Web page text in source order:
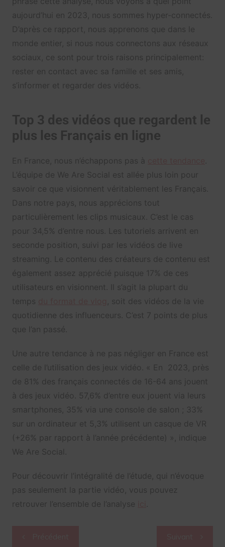
aujourd’hui en 2023, nous sommes hyper-connectés.
D’après ce rapport, nous apprenons que dans le
monde entier, si nous nous connectons aux réseaux
sociaux, ce sont pour trois raisons principalement:
rester en contact avec sa famille et ses amis,
s’informer et regarder des vidéos.
Top 3 des vidéos que regardent le
plus les Français en ligne
En France, nous n’échappons pas à
L’équipe de We Are Social est allée plus loin pour
savoir ce que visionnent véritablement les Français.
Dans notre pays, nous apprécions tout
particulièrement les clips musicaux. C’est le cas
pour 34,5% d’entre nous. Les tutoriels arrivent en
seconde position, suivi par les vidéos de live
streaming. Le contenu des créateurs de contenu est
également assez apprécié puisque 17% de ces
utilisateurs en visionnent. Il s’agit la plupart du
temps
, soit des vidéos de la vie
quotidienne des influenceurs. C’est 7 points de plus
que l’an passé.
Une autre tendance à ne pas négliger en France est
celle de l’utilisation des jeux vidéo. « En 2023, près
de 81% des français connectés de 16-64 ans jouent
à des jeux vidéo. 57,6% d’entre eux jouent via leurs
smartphones, 35% via une console de salon ; 33%
sur un ordinateur et 5,3% utilisent un casque de VR
(+26% par rapport à l’année précédente) », indique
We Are Social.
Pour découvrir l’intégralité de l’étude, qui n’évoque
pas seulement la partie vidéo, vous pouvez
retrouver l’ensemble de l’analyse